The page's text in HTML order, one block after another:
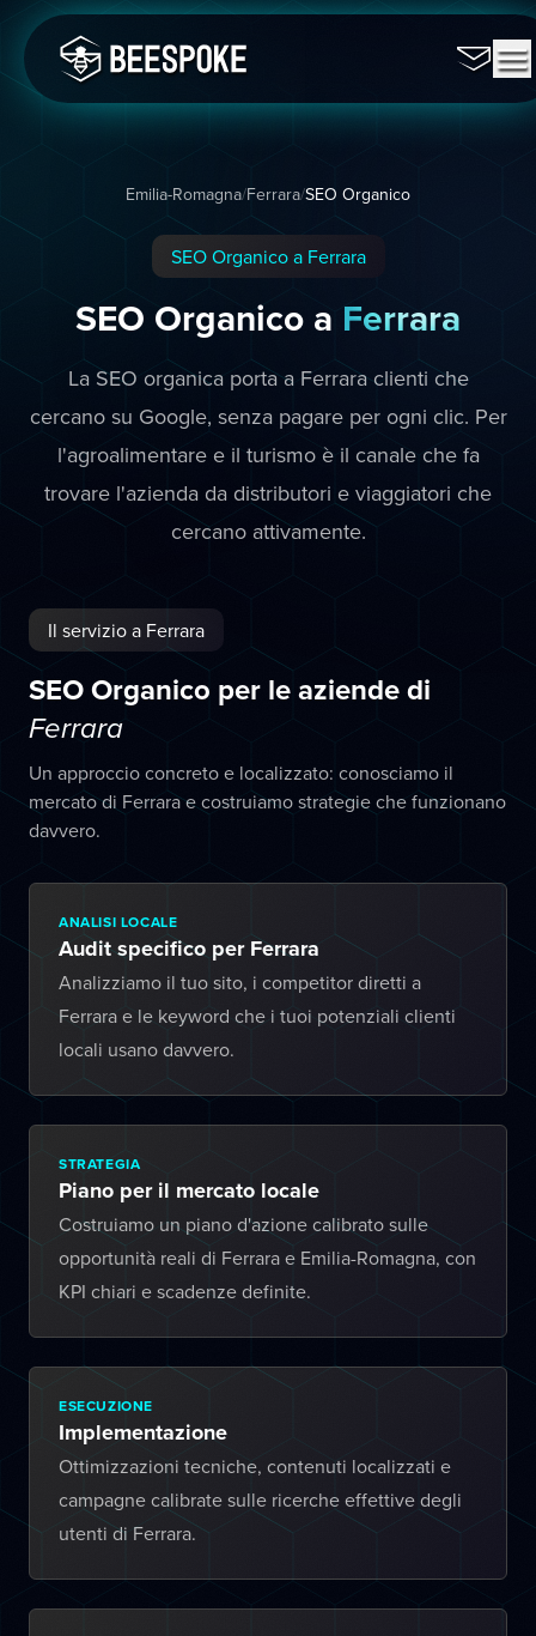
Emilia-Romagna/Ferrara/SEO Organico
SEO Organico a Ferrara
SEO Organico a Ferrara
La SEO organica porta a Ferrara clienti che
cercano su Google, senza pagare per ogni clic. Per
l'agroalimentare e il turismo è il canale che fa
trovare l'azienda da distributori e viaggiatori che
cercano attivamente.
Il servizio a Ferrara
SEO Organico per le aziende di
Ferrara
Un approccio concreto e localizzato: conosciamo il
mercato di Ferrara e costruiamo strategie che funzionano
davvero.
ANALISI LOCALE
Audit specifico per Ferrara
Analizziamo il tuo sito, i competitor diretti a
Ferrara e le keyword che i tuoi potenziali clienti
locali usano davvero.
STRATEGIA
Piano per il mercato locale
Costruiamo un piano d'azione calibrato sulle
opportunità reali di Ferrara e Emilia-Romagna, con
KPI chiari e scadenze definite.
ESECUZIONE
Implementazione
Ottimizzazioni tecniche, contenuti localizzati e
campagne calibrate sulle ricerche effettive degli
utenti di Ferrara.